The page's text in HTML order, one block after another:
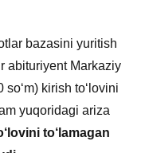
bazasini yuritish
abituriyent Markaziy
kirish toʻlovini
yuqoridagi ariza
to‘lamagan